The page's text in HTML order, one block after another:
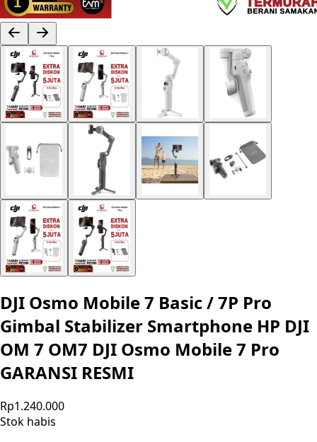
DJI Osmo Mobile 7 Basic / 7P Pro
Gimbal Stabilizer Smartphone HP DJI
OM 7 OM7 DJI Osmo Mobile 7 Pro
GARANSI RESMI
Rp1.240.000
Stok habis